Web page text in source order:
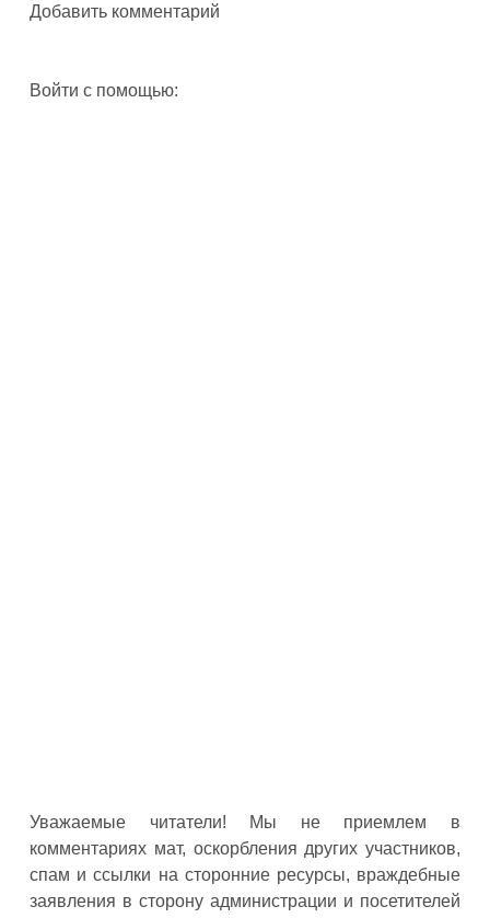
Добавить комментарий
Войти с помощью:
Уважаемые читатели! Мы не приемлем в
комментариях мат, оскорбления других участников,
спам и ссылки на сторонние ресурсы, враждебные
заявления в сторону администрации и посетителей